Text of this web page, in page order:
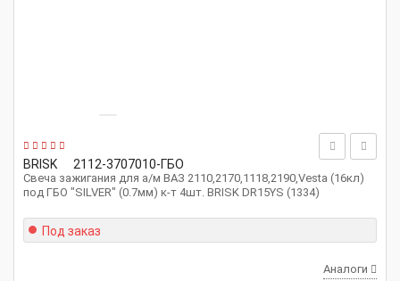
BRISK 2112-3707010-ГБО
Свеча зажигания для а/м ВАЗ 2110,2170,1118,2190,Vesta (16кл)
под ГБО "SILVER" (0.7мм) к-т 4шт. BRISK DR15YS (1334)
Под заказ
Аналоги